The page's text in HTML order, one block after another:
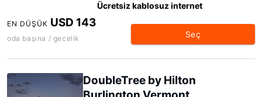
Ücretsiz kablosuz internet
EN DÜŞÜK USD 143
oda başına / gecelik Seç
DoubleTree by Hilton